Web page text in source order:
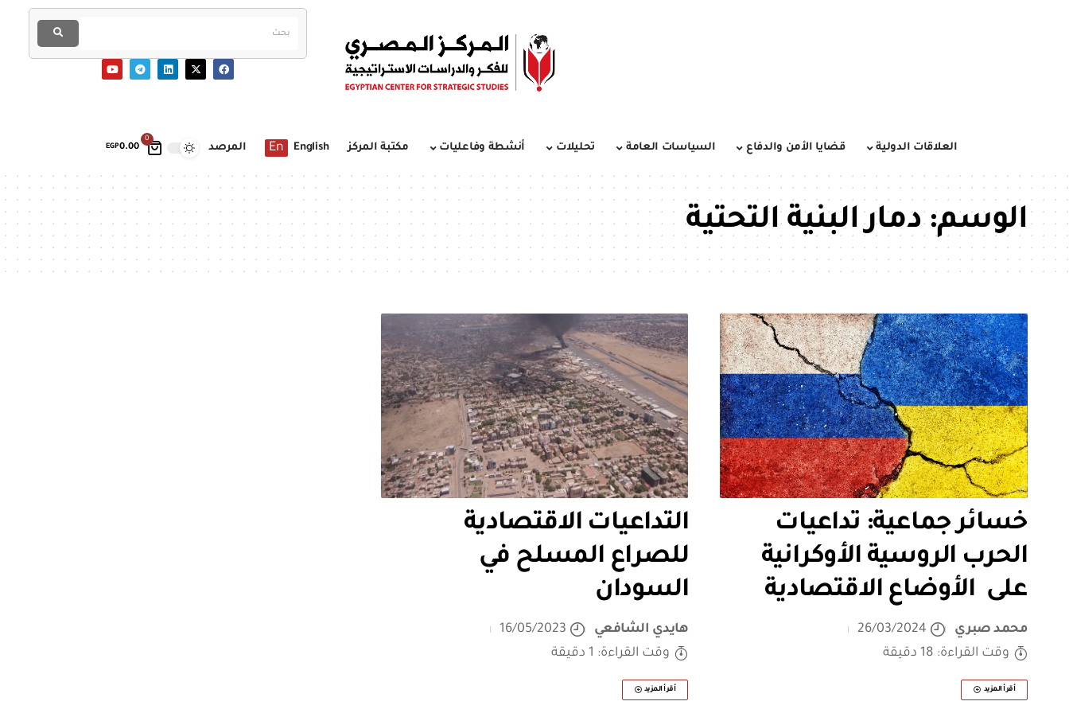
0
EGP0.00 العلاقات الدولية قضايا الأمن والدفاع السياسات العامة تحليلات أنشطة وفاعليات مكتبة المركز English
En المرصد
الوسم:دمار البنية التحتية
خسائر جماعية: تداعيات
الحرب الروسية الأوكرانية
على الأوضاع الاقتصادية
محمد صبري
26/03/2024
وقت القراءة: 18 دقيقة
أقرأ المزيد
التداعيات الاقتصادية
للصراع المسلح في
السودان
هايدي الشافعي
16/05/2023
وقت القراءة: 1 دقيقة
أقرأ المزيد